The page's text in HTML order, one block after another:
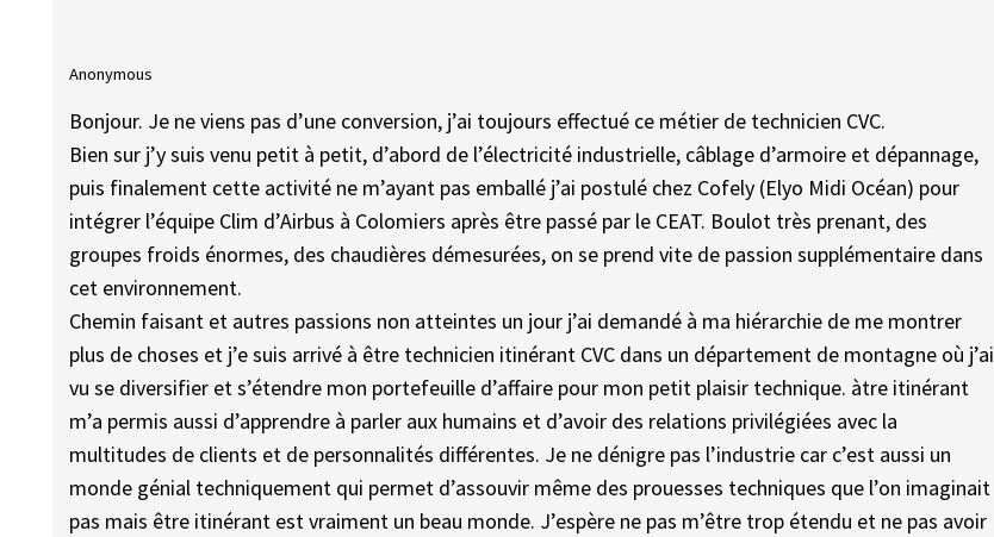
Anonymous
Bonjour. Je ne viens pas d’une conversion, j’ai toujours effectué ce métier de technicien CVC.
Bien sur j’y suis venu petit à petit, d’abord de l’électricité industrielle, câblage d’armoire et dépannage,
puis finalement cette activité ne m’ayant pas emballé j’ai postulé chez Cofely (Elyo Midi Océan) pour
intégrer l’équipe Clim d’Airbus à Colomiers après être passé par le CEAT. Boulot très prenant, des
groupes froids énormes, des chaudières démesurées, on se prend vite de passion supplémentaire dans
cet environnement.
Chemin faisant et autres passions non atteintes un jour j’ai demandé à ma hiérarchie de me montrer
plus de choses et j’e suis arrivé à être technicien itinérant CVC dans un département de montagne où j’ai
vu se diversifier et s’étendre mon portefeuille d’affaire pour mon petit plaisir technique. àtre itinérant
m’a permis aussi d’apprendre à parler aux humains et d’avoir des relations privilégiées avec la
multitudes de clients et de personnalités différentes. Je ne dénigre pas l’industrie car c’est aussi un
monde génial techniquement qui permet d’assouvir même des prouesses techniques que l’on imaginait
pas mais être itinérant est vraiment un beau monde. J’espère ne pas m’être trop étendu et ne pas avoir